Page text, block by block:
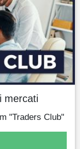
mercati
"Traders Club"